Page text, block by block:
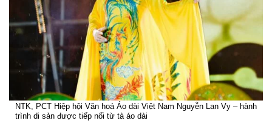
NTK, PCT Hiệp hội Văn hoá Áo dài Việt Nam Nguyễn Lan Vy – hành
trình di sản được tiếp nối từ tà áo dài